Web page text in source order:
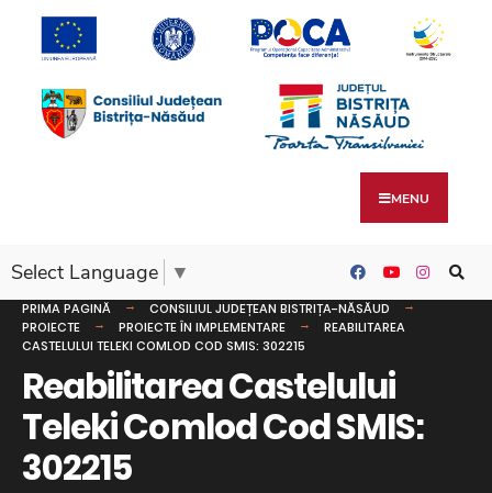
MENU
Select Language ▼
PRIMA PAGINĂ
CONSILIUL JUDEȚEAN BISTRIȚA-NĂSĂUD
PROIECTE
PROIECTE ÎN IMPLEMENTARE
REABILITAREA
CASTELULUI TELEKI COMLOD COD SMIS: 302215
Reabilitarea Castelului
Teleki Comlod Cod SMIS:
302215